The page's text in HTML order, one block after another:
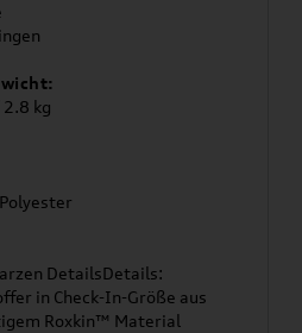
kg
DetailsDetails:
in Check-In-Größe aus
Roxkin™ Material